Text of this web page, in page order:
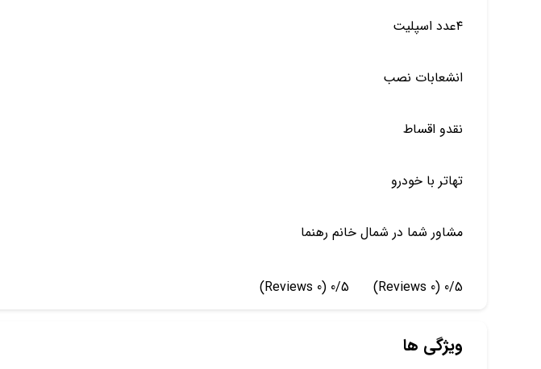
۴عدد اسپلیت
انشعابات نصب
نقدو اقساط
تهاتر با خودرو
مشاور شما در شمال خانم رهنما
0/5
(0 Reviews)
0/5
(0 Reviews)
ویژگی ها